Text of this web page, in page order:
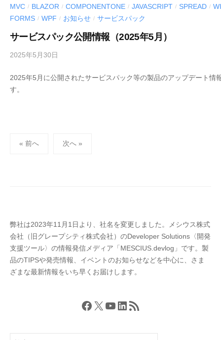
MVC / BLAZOR / COMPONENTONE / JAVASCRIPT / SPREAD /
FORMS / WPF / お知らせ / サービスパック
サービスパック公開情報（2025年5月）
2025年5月30日
M
2025年5月に公開されたサービスパック等の製品のアップデート情
す。
送
り
« 前へ 次へ »
弊社は2023年11月1日より、社名を変更しました。メシウス株式
会社（旧グレープシティ株式会社）のDeveloper Solutions〈開発
支援ツール〉の情報発信メディア「MESCIUS.devlog」です。製
品のTIPSや発売情報、イベントのお知らせなどを中心に、さま
ざまな最新情報をいち早くお届けします。
Facebook
X YouTube
LinkedIn
RSS フィード
検